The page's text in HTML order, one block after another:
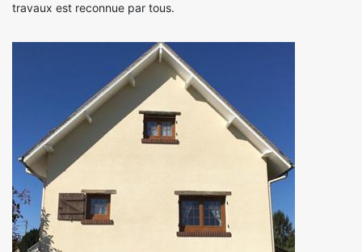
travaux est reconnue par tous.